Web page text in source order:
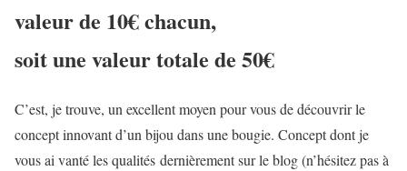
valeur de 10€ chacun,
soit une valeur totale de 50€
C’est, je trouve, un excellent moyen pour vous de découvrir le
concept innovant d’un bijou dans une bougie. Concept dont je
vous ai vanté les qualités dernièrement sur le blog (n’hésitez pas à